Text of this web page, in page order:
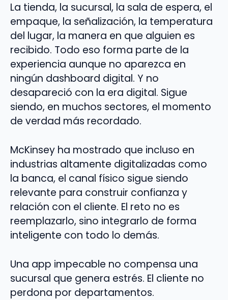
La tienda, la sucursal, la sala de espera, el
empaque, la señalización, la temperatura
del lugar, la manera en que alguien es
recibido. Todo eso forma parte de la
experiencia aunque no aparezca en
ningún dashboard digital. Y no
desapareció con la era digital. Sigue
siendo, en muchos sectores, el momento
de verdad más recordado.
McKinsey ha mostrado que incluso en
industrias altamente digitalizadas como
la banca, el canal físico sigue siendo
relevante para construir confianza y
relación con el cliente. El reto no es
reemplazarlo, sino integrarlo de forma
inteligente con todo lo demás.
Una app impecable no compensa una
sucursal que genera estrés. El cliente no
perdona por departamentos.